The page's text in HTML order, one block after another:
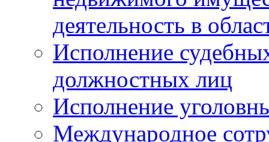
деятельность в
Исполнение
должностных лиц
Исполнение
Международное